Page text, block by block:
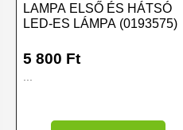
LAMPA ELSŐ ÉS HÁTSÓ
LED-ES LÁMPA (0193575)
5 800 Ft